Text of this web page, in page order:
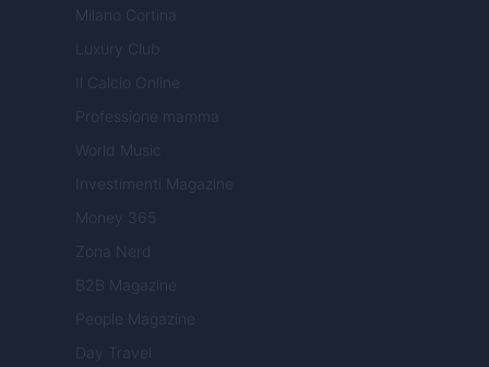
Milano Cortina
Luxury Club
Il Calcio Online
Professione mamma
World Music
Investimenti Magazine
Money 365
Zona Nerd
B2B Magazine
People Magazine
Day Travel